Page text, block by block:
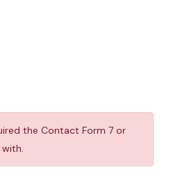
the Contact Form 7 or